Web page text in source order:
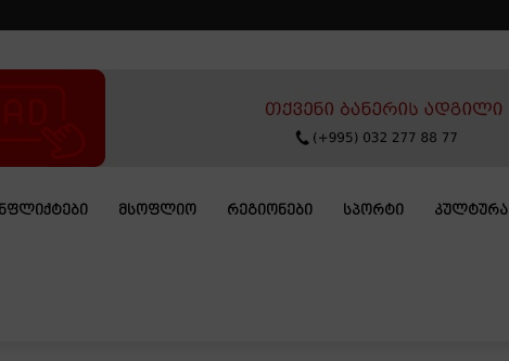
ᲛᲡᲝᲤᲚᲘᲝ ᲠᲔᲒᲘᲝᲜᲔᲑᲘ ᲡᲞᲝᲠᲢᲘ ᲙᲣᲚᲢᲣᲠᲐ